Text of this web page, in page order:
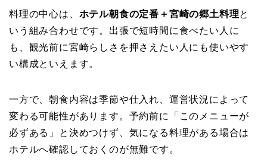
料理の中心は、 ホテル朝食の定番＋宮崎の郷土料理と
いう組み合わせです。出張で短時間に食べたい人に
も、観光前に宮崎らしさを押さえたい人にも使いやす
い構成といえます。
一方で、朝食内容は季節や仕入れ、運営状況によって
変わる可能性があります。予約前に「このメニューが
必ずある」と決めつけず、気になる料理がある場合は
ホテルへ確認しておくのが無難です。